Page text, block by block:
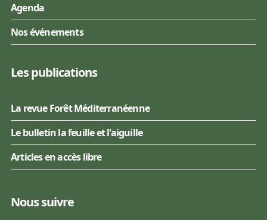
Agenda
Nos événements
Les publications
La revue Forêt Méditerranéenne
Le bulletin la feuille et l'aiguille
Articles en accès libre
Nous suivre